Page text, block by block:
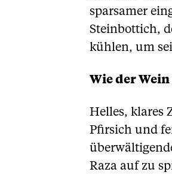
sparsamer
Steinbottich,
kühlen, um
Wie der
Helles, klares
Pfirsich und
Raza auf zu